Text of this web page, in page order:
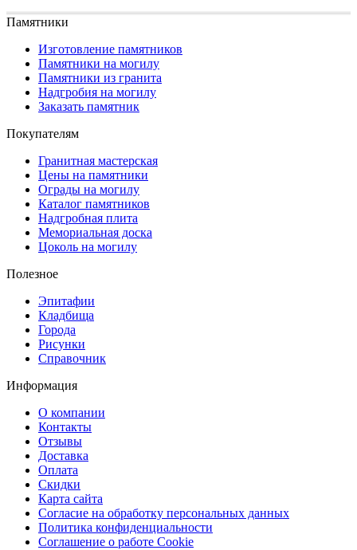
Памятники
Изготовление памятников
Памятники на могилу
Памятники из гранита
Надгробия на могилу
Заказать памятник
Покупателям
Гранитная мастерская
Цены на памятники
Ограды на могилу
Каталог памятников
Надгробная плита
Мемориальная доска
Цоколь на могилу
Полезное
Эпитафии
Кладбища
Города
Рисунки
Справочник
Информация
О компании
Контакты
Отзывы
Доставка
Оплата
Скидки
Карта сайта
Согласие на обработку персональных данных
Политика конфиденциальности
Соглашение о работе Cookie